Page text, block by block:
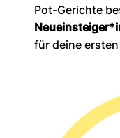
Pot-Gerichte
für deine